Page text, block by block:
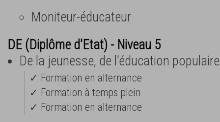
Moniteur-éducateur
DE (Diplôme d'Etat) - Niveau 5
De la jeunesse, de l'éducation
✓ Formation en alternance
✓ Formation à temps plein
✓ Formation en alternance